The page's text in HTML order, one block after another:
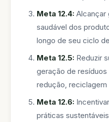
Meta 12.4: Alcançar
saudável dos
longo de seu ciclo
Meta 12.5: Reduzir
geração de
redução, reciclagem
Meta 12.6:
práticas